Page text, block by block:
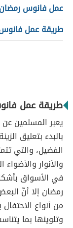
عمل فانوس رمضان
طريقة عمل
طريقة عمل
يعبر المسلمين
بالبدء بتعليق
الفضيل، والتي
والأنوار والأضواء
في الأسواق
رمضان إلا أنّ
من أنواع
وتلوينها بما